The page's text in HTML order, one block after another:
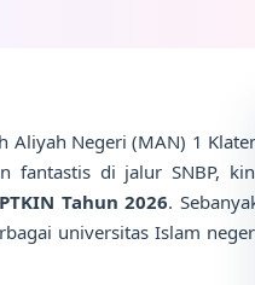
Aliyah Negeri (MAN) 1
fantastis di jalur SNBP,
Tahun 2026.
universitas Islam